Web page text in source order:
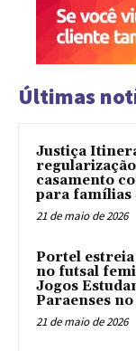
Últimas
Justiça
casamento
para famílias
21 de maio de 2026
Portel
no futsal
Jogos
Paraenses
21 de maio de 2026